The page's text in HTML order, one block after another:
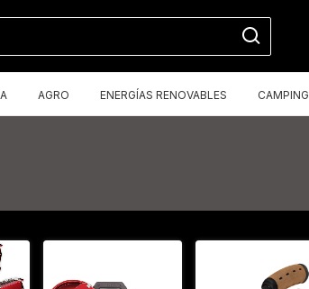
AGRO ENERGÍAS RENOVABLES CAMPING